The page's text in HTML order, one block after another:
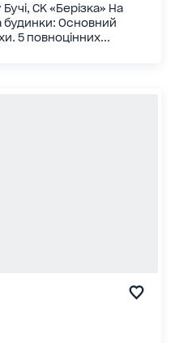
СК «Берізка» На
будинки: Основний
5 повноцінних...